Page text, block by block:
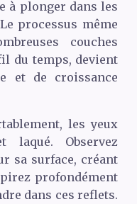
à plonger dans les
processus même
couches
du temps, devient
et de croissance
les yeux
Observez
sa surface, créant
profondément
dans ces reflets.